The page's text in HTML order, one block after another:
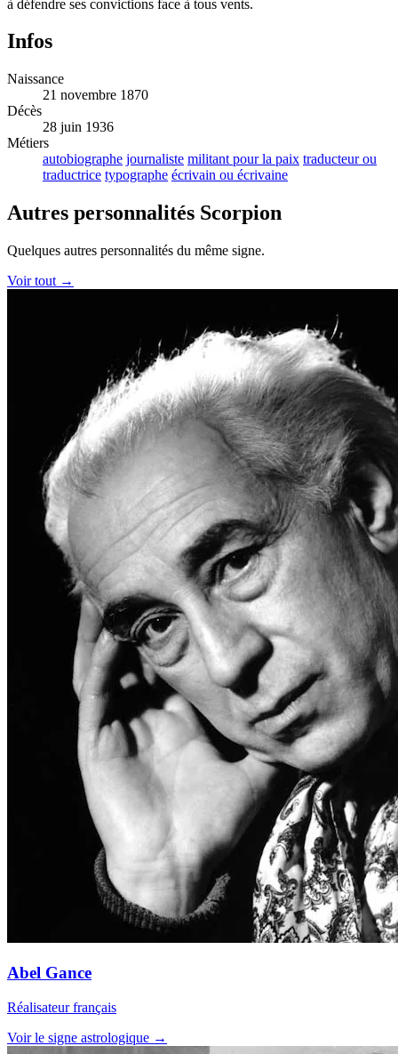
à défendre ses convictions face à tous vents.
Infos
Naissance
21 novembre 1870
Décès
28 juin 1936
Métiers
autobiographe journaliste militant pour la paix traducteur ou
traductrice typographe écrivain ou écrivaine
Autres personnalités Scorpion
Quelques autres personnalités du même signe.
Voir tout →
Abel Gance
Réalisateur français
Voir le signe astrologique →